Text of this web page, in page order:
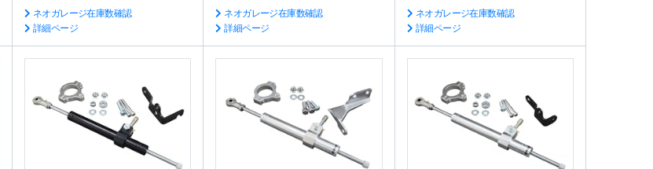
ネオガレージ在庫数確認
詳細ページ
ネオガレージ在庫数確認
詳細ページ
ネオガレージ在庫数確認
詳細ページ